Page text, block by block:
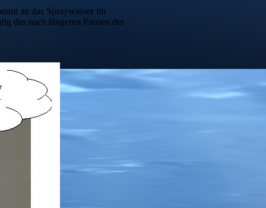
an das Spraywasser im
das nach längeren Pausen der